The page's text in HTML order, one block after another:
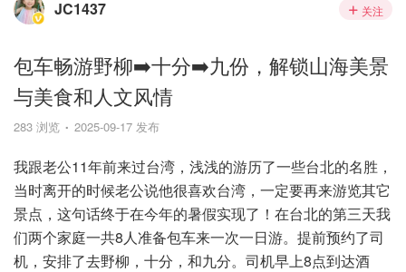
JC1437 关注
包车畅游野柳➡️十分➡️九份，解锁山海美景
与美食和人文风情
283 浏览 2025-09-17 发布
我跟老公11年前来过台湾，浅浅的游历了一些台北的名胜，
当时离开的时候老公说他很喜欢台湾，一定要再来游览其它
景点，这句话终于在今年的暑假实现了！在台北的第三天我
们两个家庭一共8人准备包车来一次一日游。提前预约了司
机，安排了去野柳，十分，和九分。司机早上8点到达酒